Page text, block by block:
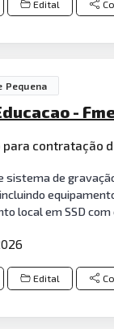
Edital
Pequena
-
contratação
de
local em SSD
Edital